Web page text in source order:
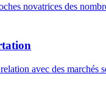
novatrices des
avec des